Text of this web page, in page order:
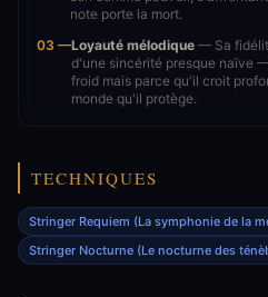
note porte la mort.
03 —Loyauté mélodique — Sa
d'une sincérité presque naïve
froid mais parce qu'il croit
monde qu'il protège.
TECHNIQUES
Stringer Requiem (La symphonie de la
Stringer Nocturne (Le nocturne des